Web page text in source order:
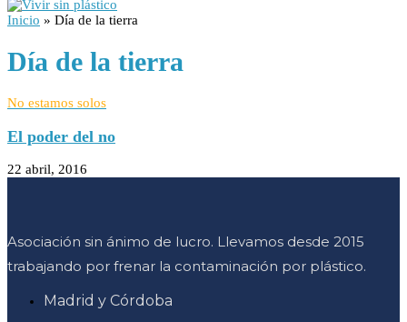
Inicio » Día de la tierra
Día de la tierra
No estamos solos
El poder del no
22 abril, 2016
Asociación sin ánimo de lucro. Llevamos desde 2015
trabajando por frenar la contaminación por plástico.
Madrid y Córdoba